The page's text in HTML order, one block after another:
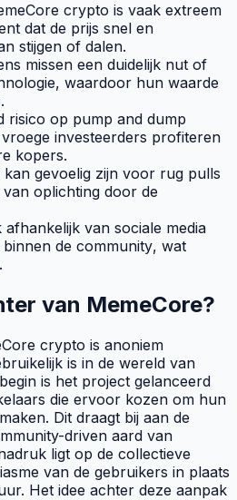
crypto is vaak extreem
dat de prijs snel en
stijgen of dalen.
missen een duidelijk nut of
waardoor hun waarde
risico op pump and dump
investeerders profiteren
kopers.
gevoelig zijn voor rug pulls
oplichting door de
afhankelijk van sociale media
binnen de community, wat
van MemeCore?
crypto is anoniem
is in de wereld van
is het project gelanceerd
die ervoor kozen om hun
Dit draagt bij aan de
driven aard van
ligt op de collectieve
van de gebruikers in plaats
Het idee achter deze aanpak